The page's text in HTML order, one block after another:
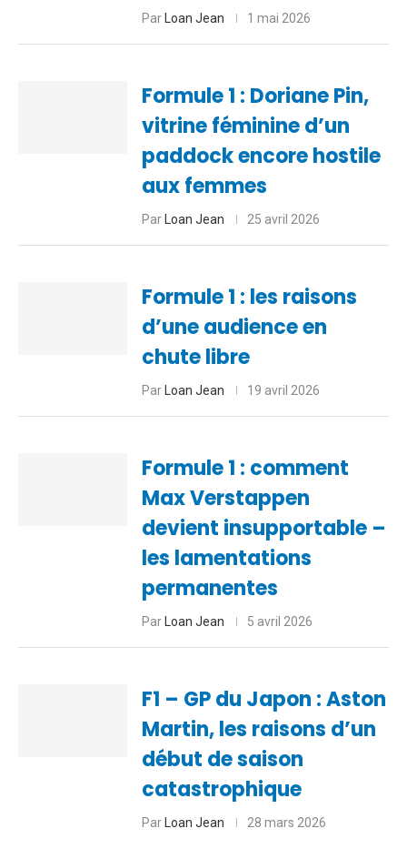
Par Loan Jean 1 mai 2026
Formule 1 : Doriane Pin,
vitrine féminine d’un
paddock encore hostile
aux femmes
Par Loan Jean 25 avril 2026
Formule 1 : les raisons
d’une audience en
chute libre
Par Loan Jean 19 avril 2026
Formule 1 : comment
Max Verstappen
devient insupportable –
les lamentations
permanentes
Par Loan Jean 5 avril 2026
F1 – GP du Japon : Aston
Martin, les raisons d’un
début de saison
catastrophique
Par Loan Jean 28 mars 2026